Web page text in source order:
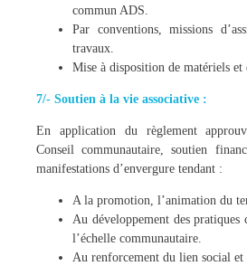
commun ADS.
Par conventions, missions
travaux.
Mise à disposition de matériels et
7/- Soutien à la vie associative :
En application du règlement
Conseil communautaire, soutien
manifestations d’envergure tendant :
A la promotion, l’animation du
Au développement des pratiques
l’échelle communautaire.
Au renforcement du lien social et